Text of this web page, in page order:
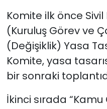
Komite ilk önce Sivil
(Kuruluş Görev ve
(Değişiklik) Yasa
Komite, yasa
bir sonraki
İkinci sırada